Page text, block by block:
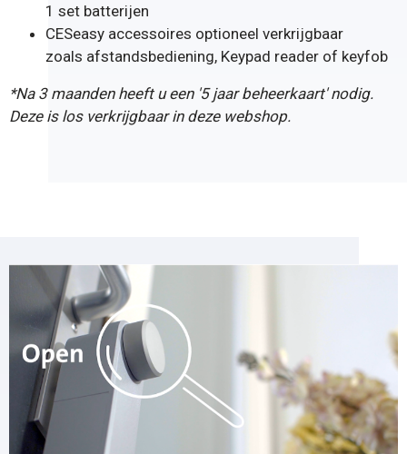
1 set batterijen
CESeasy accessoires optioneel verkrijgbaar
zoals afstandsbediening, Keypad reader of keyfob
*Na 3 maanden heeft u een ' 5 jaar beheerkaart' nodig.
Deze is los verkrijgbaar in deze webshop.